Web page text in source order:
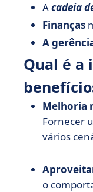
Acadeia
Finanças
A
Qual é a
Melhoria
Fornecer
vários
o